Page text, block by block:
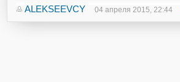
ALEKSEEVCY 04 апреля 2015, 22:44